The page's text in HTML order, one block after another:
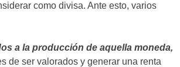
como divisa. Ante esto, varios
a la producción de aquella moneda,
de ser valorados y generar una renta